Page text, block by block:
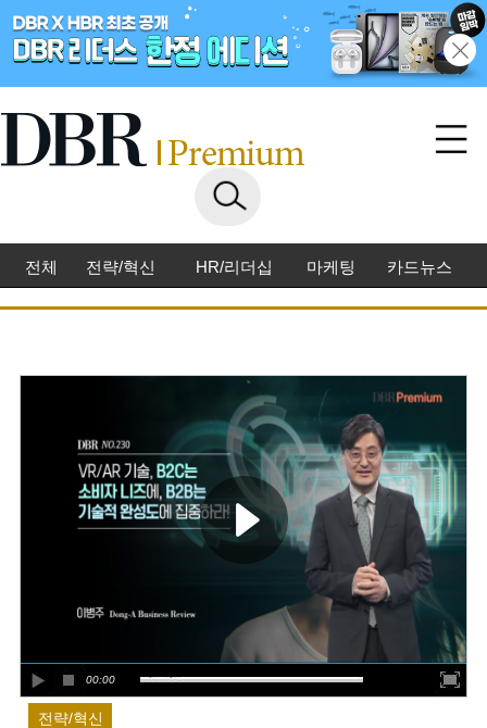
전체 전략/혁신 HR/리더십 마케팅 카드뉴스
00:00
전략/혁신